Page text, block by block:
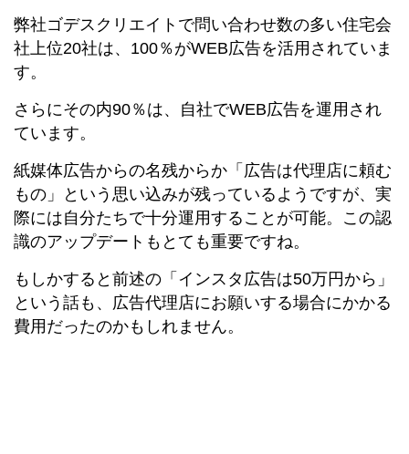
弊社ゴデスクリエイトで問い合わせ数の多い住宅会
社上位20社は、100％がWEB広告を活用されていま
す。
さらにその内90％は、自社でWEB広告を運用され
ています。
紙媒体広告からの名残からか「広告は代理店に頼む
もの」という思い込みが残っているようですが、実
際には自分たちで十分運用することが可能。この認
識のアップデートもとても重要ですね。
もしかすると前述の「インスタ広告は50万円から」
という話も、広告代理店にお願いする場合にかかる
費用だったのかもしれません。